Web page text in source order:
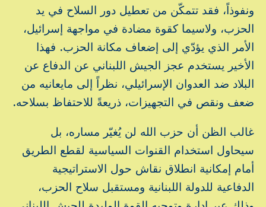
ونفوذاً، فقد تتمكّن من تعطيل دور السلاح في يد
الحزب، ولاسيما كقوة مضادة في مواجهة إسرائيل،
الأمر الذي يؤدّي إلى إضعاف مكانة الحزب. فهذا
الأخير يستخدم عجز الجيش اللبناني عن الدفاع عن
البلاد ضد العدوان الإسرائيلي، نظراً إلى مايعانيه من
ضعف ونقص في التجهيزات، ذريعةً للاحتفاظ بسلاحه.
غالب الظن أن حزب الله لن يُغيّر مساره، بل
سيحاول استخدام القنوات السياسية لقطع الطريق
أمام إمكانية انطلاق نقاش حول الاستراتيجية
الدفاعية للدولة اللبنانية ومستقبل سلاح الحزب،